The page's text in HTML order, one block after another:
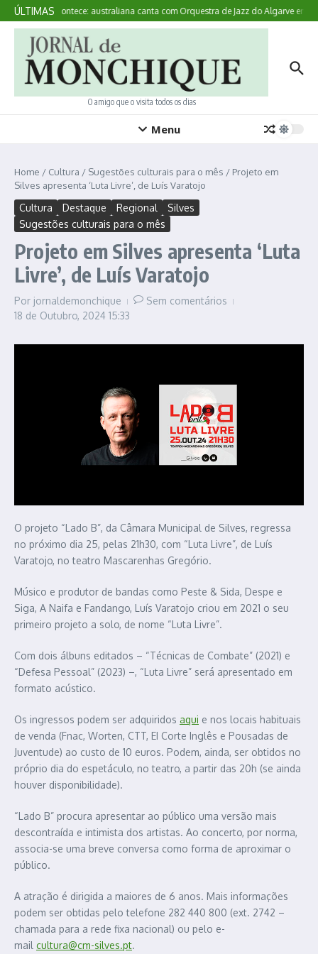
Ir para o conteúdo
ÚLTIMAS
Aqui Acontece: australiana canta com Orquestra de Jazz do Algarve em
O amigo que o visita todos os dias
Menu
Home / Cultura / Sugestões culturais para o mês / Projeto em
Silves apresenta ‘Luta Livre’, de Luís Varatojo
Cultura Destaque Regional
Silves
Sugestões culturais para o mês
Projeto em Silves apresenta ‘Luta
Livre’, de Luís Varatojo
Por jornaldemonchique
Sem comentários
18 de Outubro, 2024 15:33
O projeto “Lado B”, da Câmara Municipal de Silves, regressa
no próximo dia 25, pelas 21h30, com “Luta Livre”, de Luís
Varatojo, no teatro Mascarenhas Gregório.
Músico e produtor de bandas como Peste & Sida, Despe e
Siga, A Naifa e Fandango, Luís Varatojo criou em 2021 o seu
primeiro projeto a solo, de nome “Luta Livre”.
Com dois álbuns editados – “Técnicas de Combate” (2021) e
“Defesa Pessoal” (2023) –, “Luta Livre” será apresentado em
formato acústico.
Os ingressos podem ser adquiridos aqui e nos locais habituais
de venda (Fnac, Worten, CTT, EI Corte Inglês e Pousadas de
Juventude) ao custo de 10 euros. Podem, ainda, ser obtidos no
próprio dia do espetáculo, no teatro, a partir das 20h (se ainda
houver disponibilidade).
“Lado B” procura apresentar ao público uma versão mais
descontraída e intimista dos artistas. Ao concerto, por norma,
associa-se uma breve conversa como forma de aproximar o
público.
A atração é dirigida a maiores de 6 anos. Mais informações
podem ser obtidas pelo telefone 282 440 800 (ext. 2742 –
chamada para a rede fixa nacional) ou pelo e-
mail cultura@cm-silves.pt.